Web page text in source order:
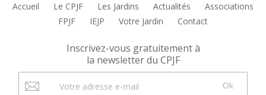
Accueil Le CPJF Les Jardins Actualités
Associations
FPJF
IEJP Votre Jardin Contact
Inscrivez-vous gratuitement à
la newsletter du CPJF
Ok